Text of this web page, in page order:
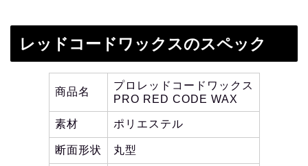
レッドコードワックスのスペック
商品名
プロレッドコードワックス
PRO RED CODE WAX
素材 ポリエステル
断面形状 丸型